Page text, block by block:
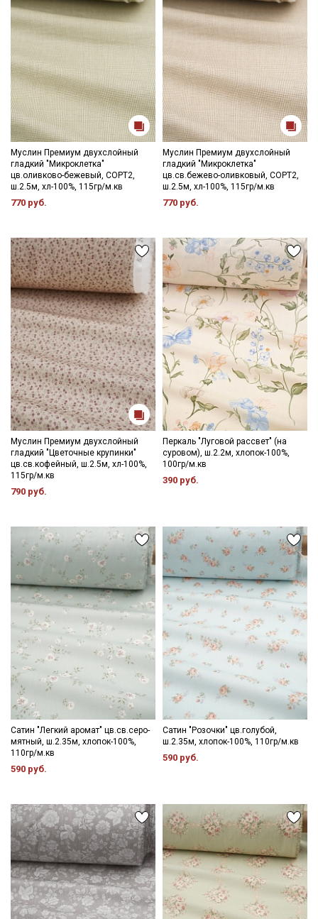
Муслин Премиум двухслойный
гладкий "Микроклетка"
цв.оливково-бежевый, СОРТ2,
ш.2.5м, хл-100%, 115гр/м.кв
770 руб.
Муслин Премиум двухслойный
гладкий "Микроклетка"
цв.св.бежево-оливковый, СОРТ2,
ш.2.5м, хл-100%, 115гр/м.кв
770 руб.
Муслин Премиум двухслойный
гладкий "Цветочные крупинки"
цв.св.кофейный, ш.2.5м, хл-100%,
115гр/м.кв
790 руб.
Перкаль "Луговой рассвет" (на
суровом), ш.2.2м, хлопок-100%,
100гр/м.кв
390 руб.
Сатин "Легкий аромат" цв.св.серо-
мятный, ш.2.35м, хлопок-100%,
110гр/м.кв
590 руб.
Сатин "Розочки" цв.голубой,
ш.2.35м, хлопок-100%, 110гр/м.кв
590 руб.
промокоды и скидки до 30% на узкие
категории тканей
Электронная почта
Подписаться
Ознакомлен(а) с
Политикой обработки персональных
данныхи даю Согласие на обработку персональных
данных
Согласие на получение рекламных и